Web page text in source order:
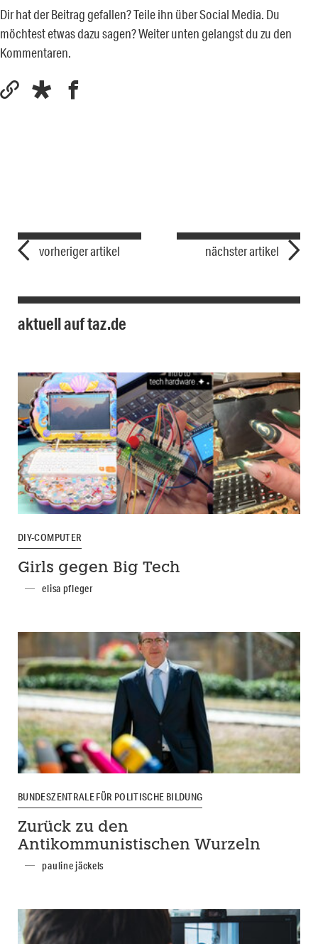
Dir hat der Beitrag gefallen? Teile ihn über Social Media. Du
möchtest etwas dazu sagen? Weiter unten gelangst du zu den
Kommentaren.
vorheriger artikel nächster artikel
aktuell auf taz.de
DIY-COMPUTER
Girls gegen Big Tech
elisa pfleger
BUNDESZENTRALE FÜR POLITISCHE BILDUNG
Zurück zu den
Antikommunistischen Wurzeln
pauline jäckels